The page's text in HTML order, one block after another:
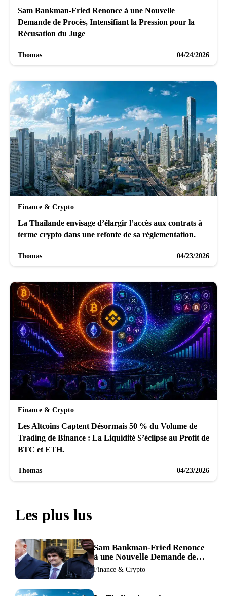
Sam Bankman-Fried Renonce à une Nouvelle
Demande de Procès, Intensifiant la Pression pour la
Récusation du Juge
Thomas 04/24/2026
Finance & Crypto
La Thaïlande envisage d’élargir l’accès aux contrats à
terme crypto dans une refonte de sa réglementation.
Thomas 04/23/2026
Finance & Crypto
Les Altcoins Captent Désormais 50 % du Volume de
Trading de Binance : La Liquidité S’éclipse au Profit de
BTC et ETH.
Thomas 04/23/2026
Les plus lus
Sam Bankman-Fried Renonce
à une Nouvelle Demande de
Procès, Intensifiant la
Pression pour la Récusation
Finance & Crypto